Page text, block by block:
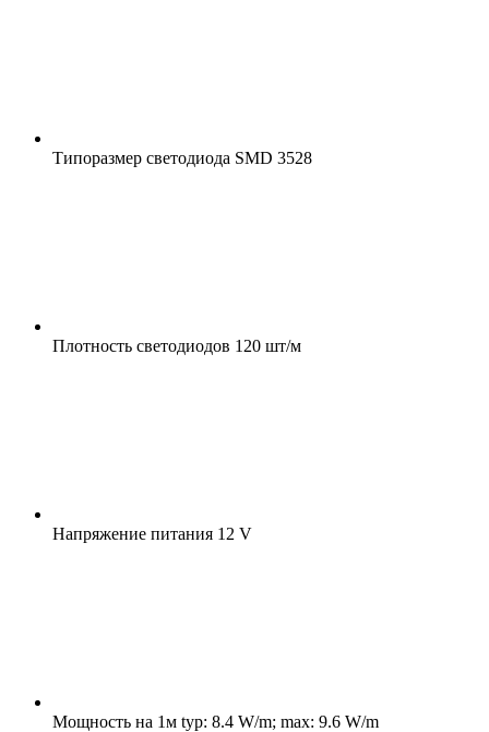
Типоразмер светодиода SMD 3528
Плотность светодиодов 120 шт/м
Напряжение питания 12 V
Мощность на 1м typ: 8.4 W/m; max: 9.6 W/m